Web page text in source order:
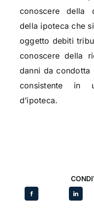
conoscere della
della ipoteca che
oggetto debiti
conoscere della
danni da condotta
consistente in
d’ipoteca.